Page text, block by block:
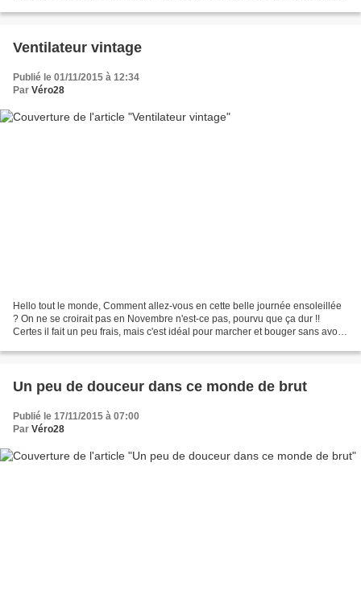
Ventilateur vintage
Publié le 01/11/2015 à 12:34
Par Véro28
Hello tout le monde, Comment allez-vous en cette belle journée ensoleillée
? On ne se croirait pas en Novembre n'est-ce pas, pourvu que ça dur !!
Certes il fait un peu frais, mais c'est idéal pour marcher et bouger sans avoir
Un peu de douceur dans ce monde de brut
Publié le 17/11/2015 à 07:00
Par Véro28